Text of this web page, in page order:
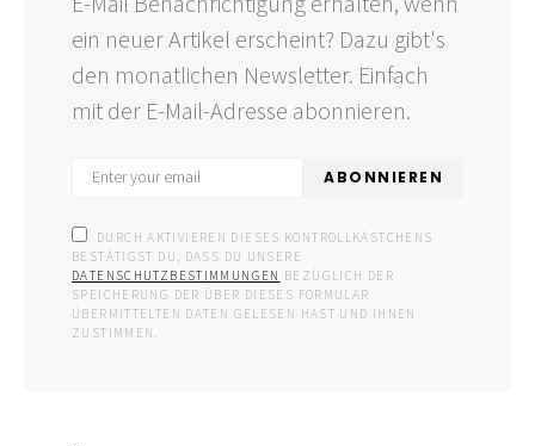
ein neuer Artikel erscheint? Dazu gibt's
den monatlichen Newsletter. Einfach
mit der E-Mail-Adresse abonnieren.
ABONNIEREN
DURCH AKTIVIEREN DIESES KONTROLLKÄSTCHENS
BESTÄTIGST DU, DASS DU UNSERE
DATENSCHUTZBESTIMMUNGEN BEZÜGLICH DER
SPEICHERUNG DER ÜBER DIESES FORMULAR
ÜBERMITTELTEN DATEN GELESEN HAST UND IHNEN
ZUSTIMMEN.